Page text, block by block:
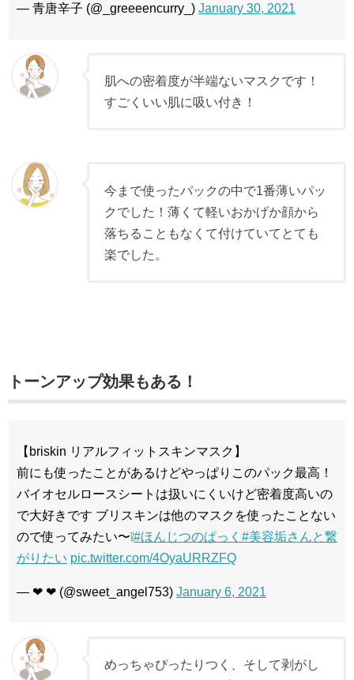
— 青唐辛子 (@_greeeencurry_) January 30, 2021
肌への密着度が半端ないマスクです！
すごくいい肌に吸い付き！
今まで使ったパックの中で1番薄いパッ
クでした！薄くて軽いおかげか顔から
落ちることもなくて付けていてとても
楽でした。
トーンアップ効果もある！
【briskin リアルフィットスキンマスク】
前にも使ったことがあるけどやっぱりこのパック最高！
バイオセルロースシートは扱いにくいけど密着度高いの
で大好きです ブリスキンは他のマスクを使ったことない
ので使ってみたい〜❕#ほんじつのぱっく #美容垢さんと繋
がりたい pic.twitter.com/4OyaURRZFQ
— ❤︎ ❤︎ (@sweet_angel753) January 6, 2021
めっちゃぴったりつく、そして剥がし